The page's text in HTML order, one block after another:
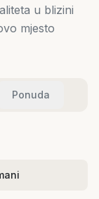
u blizini
mjesto
Ponuda